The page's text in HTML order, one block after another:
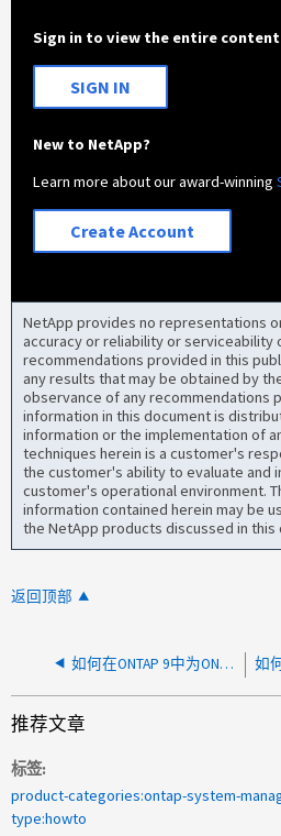
Sign in to view the entire
SIGN IN
New to NetApp?
Learn more about our award-winning
Create Account
NetApp provides no representations
accuracy or reliability or serviceability
recommendations provided in this
any results that may be obtained by
observance of any recommendations
information in this document is
information or the implementation of
techniques herein is a customer's
the customer's ability to evaluate and
customer's operational environment.
information contained herein may be
the NetApp products discussed in this
返回顶部
如何在ONTAP 9中为ONTAP系统管理器创建自定义角色和用户
推荐文章
标签
product-categories:ontap-system-
type:howto